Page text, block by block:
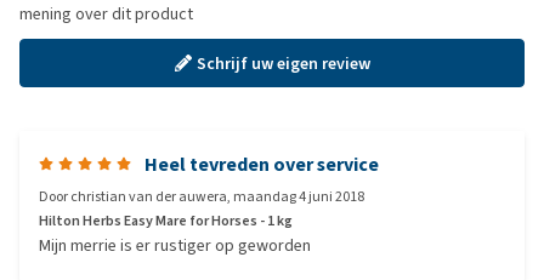
mening over dit product
Schrijf uw eigen review
Heel tevreden over service
Doorchristian van der auwera, maandag 4 juni 2018
Hilton Herbs Easy Mare for Horses - 1 kg
Mijn merrie is er rustiger op geworden